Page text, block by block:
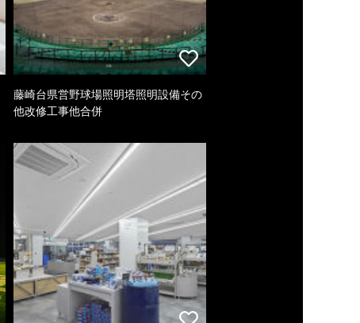
藤崎台県営野球場照明塔照明設備その
他改修工事他合併